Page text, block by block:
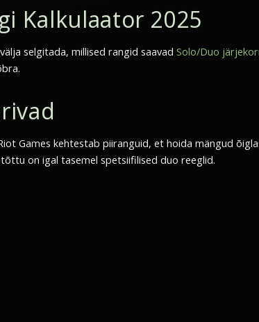
Kalkulaator 2025
selgitada, millised rangid saavad Solo/Duo
Games kehtestab piiranguid, et hoida mängud
on igal tasemel spetsiifilised duo reeglid.